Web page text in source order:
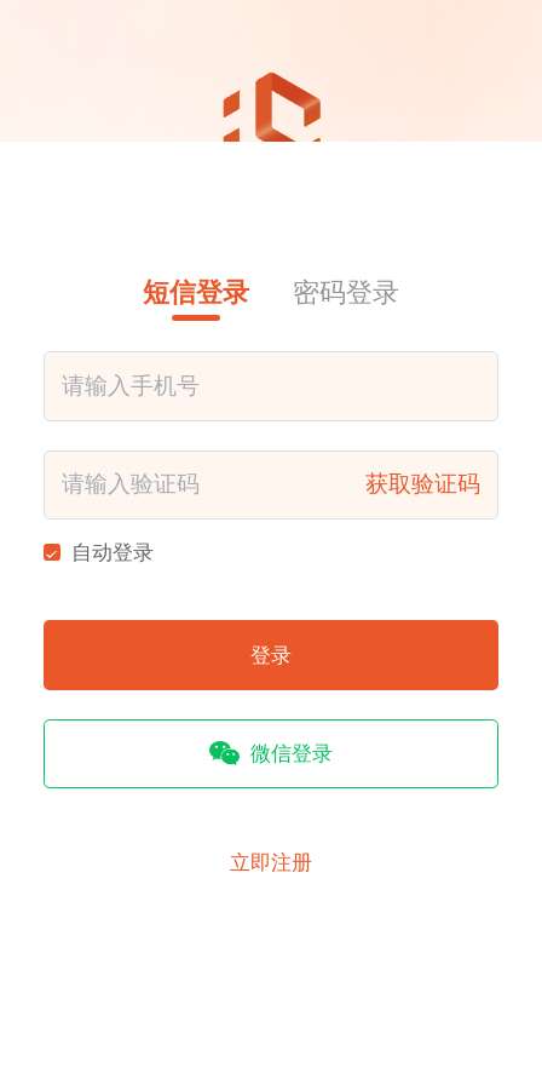
短信登录 密码登录
获取验证码
自动登录
登录
微信登录
立即注册